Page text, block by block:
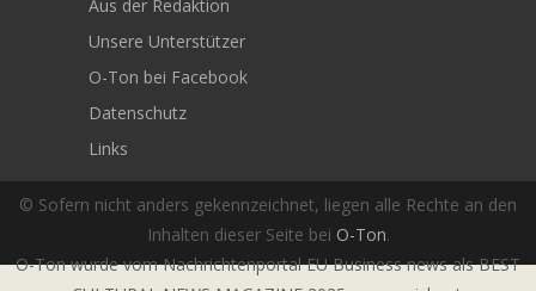
© Sofern nicht anders gekennzeichnet, liegen alle Rechte an den
Inhalten dieser Seite bei O-Ton.
O-Ton wurde vom Nachrichtenportal EU Business news als BEST
Aus der Redaktion
Unsere Unterstützer
O-Ton bei Facebook
Datenschutz
Links